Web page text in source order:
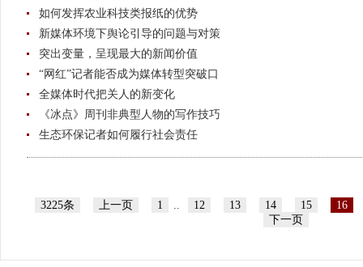
如何发挥农业科技类报纸的优势
新媒体环境下舆论引导的问题与对策
突出变量，呈现最大的新闻价值
“网红”记者能否成为媒体转型突破口
全媒体时代把关人的新变化
《冰点》周刊非典型人物的写作技巧
生态环保记者如何履行社会责任
3225条 上一页 1 .. 12 13 14 15
16
下一页